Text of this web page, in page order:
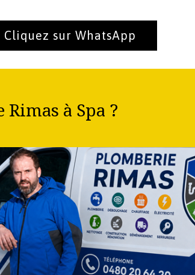
Cliquez sur WhatsApp
à Spa ?